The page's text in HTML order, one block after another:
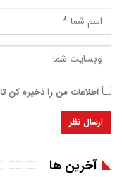
اطلاعات من را ذخیره کن
آخرین ها